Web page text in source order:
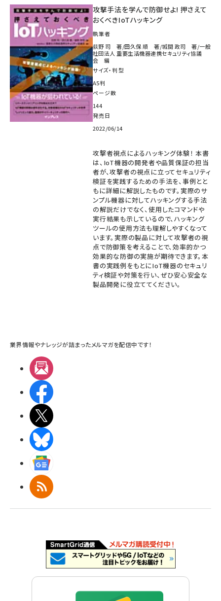
攻撃手法を学んで防御せよ! 押さえて
おくべきIoTハッキング
執筆者
荻野 司 著/田久保 順 著/城間 政司 著/一般
社団法人 重要生活機器連携セキュリティ協議
会 編
サイズ・判型
A5判
ページ数
144
発売日
2022/06/14
攻撃者視点によるハッキング体験！ 本書
は、IoT機器の開発者や品質保証の担当
者が、攻撃者の視点に立ってセキュリティ
検証を実践するための手法を、事例とと
もに詳細に解説したものです。実際のサ
ンプル機器に対してハッキングする手法
の解説だけでなく、使用したコマンドや
実行結果も示しているので、ハッキング
ツールの使用方法も理解しやすくなって
います。実際の製品に対して攻撃者の視
点で防御策を考えることで、効率的かつ
効果的な防御の実施が期待できます。本
書の実践例をもとにIoT機器のセキュリ
ティ検証や対策を行い、ぜひ安心安全な
製品開発に役立ててください。
業界情報やナレッジが詰まったメルマガを配信中です！
RSS